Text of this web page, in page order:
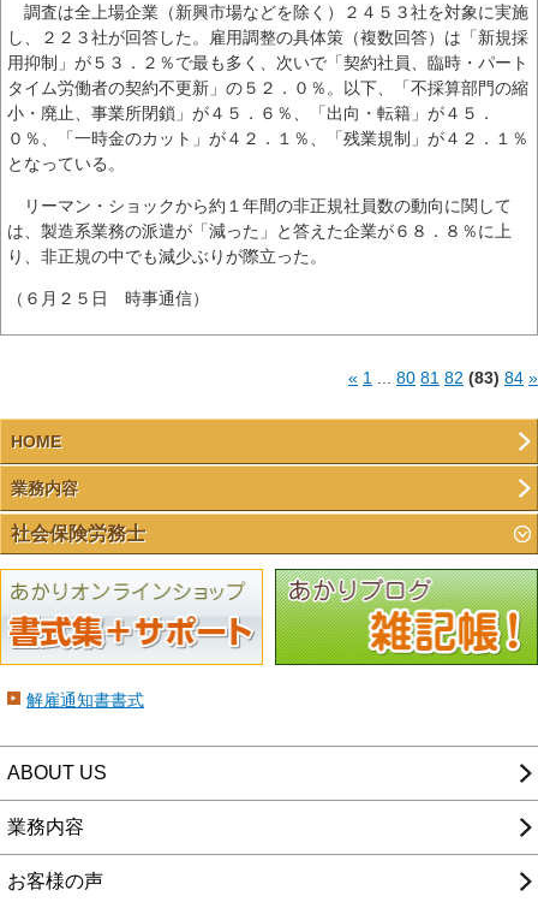
調査は全上場企業（新興市場などを除く）２４５３社を対象に実施
し、２２３社が回答した。雇用調整の具体策（複数回答）は「新規採
用抑制」が５３．２％で最も多く、次いで「契約社員、臨時・パート
タイム労働者の契約不更新」の５２．０％。以下、「不採算部門の縮
小・廃止、事業所閉鎖」が４５．６％、「出向・転籍」が４５．
０％、「一時金のカット」が４２．１％、「残業規制」が４２．１％
となっている。
リーマン・ショックから約１年間の非正規社員数の動向に関して
は、製造系業務の派遣が「減った」と答えた企業が６８．８％に上
り、非正規の中でも減少ぶりが際立った。
（６月２５日 時事通信）
« 1 80 81 82 (83) 84 »
HOME
業務内容
社会保険労務士
解雇通知書書式
ABOUT US
業務内容
お客様の声